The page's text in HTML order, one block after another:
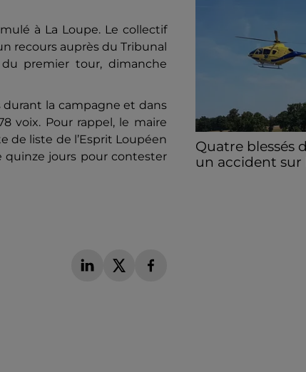
à La Loupe. Le collectif
recours auprès du Tribunal
premier tour, dimanche
durant la campagne et dans
voix. Pour rappel, le maire
de liste de l’Esprit Loupéen
quinze jours pour contester
Quatre blessés
un accident sur